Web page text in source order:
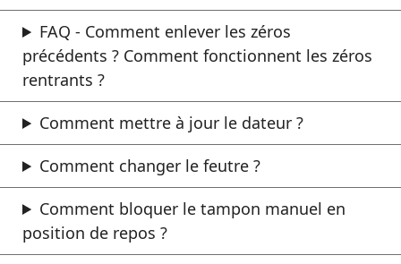
FAQ - Comment enlever les zéros
précédents ? Comment fonctionnent les zéros
rentrants ?
Comment mettre à jour le dateur ?
Comment changer le feutre ?
Comment bloquer le tampon manuel en
position de repos ?